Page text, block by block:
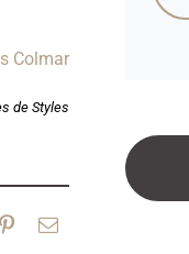
Colmar
de Styles